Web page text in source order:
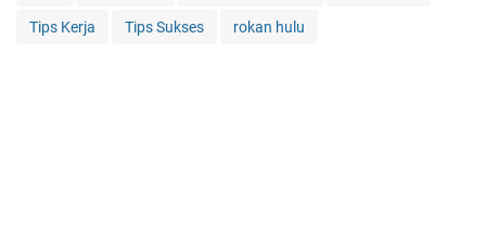
Tips Kerja Tips Sukses rokan hulu